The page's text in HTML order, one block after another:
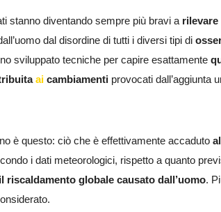
stanno diventando sempre più bravi a rilevare
dal disordine di tutti i diversi tipi di
sviluppato tecniche per capire esattamente
ai cambiamenti provocati dall’aggiunta
è questo: ciò che è effettivamente accaduto
i dati meteorologici, rispetto a quanto
riscaldamento globale causato dall’uomo.